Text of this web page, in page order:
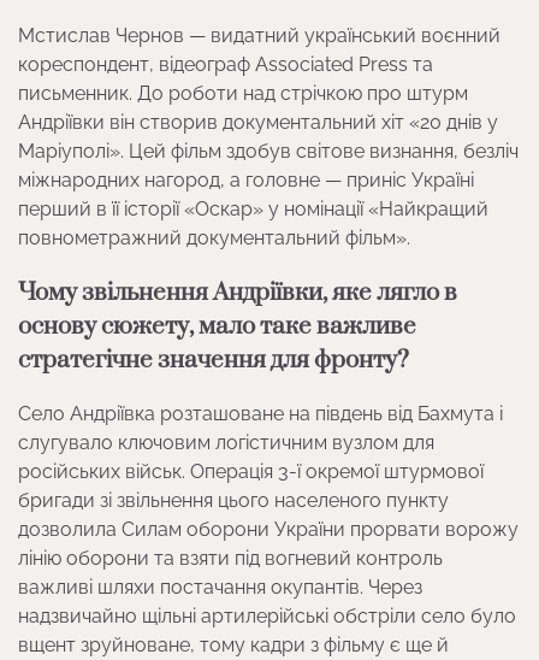
Мстислав Чернов — видатний український воєнний
кореспондент, відеограф Associated Press та
письменник. До роботи над стрічкою про штурм
Андріївки він створив документальний хіт «20 днів у
Маріуполі». Цей фільм здобув світове визнання, безліч
міжнародних нагород, а головне — приніс Україні
перший в її історії «Оскар» у номінації «Найкращий
повнометражний документальний фільм».
Чому звільнення Андріївки, яке лягло в
основу сюжету, мало таке важливе
стратегічне значення для фронту?
Село Андріївка розташоване на південь від Бахмута і
слугувало ключовим логістичним вузлом для
російських військ. Операція 3-ї окремої штурмової
бригади зі звільнення цього населеного пункту
дозволила Силам оборони України прорвати ворожу
лінію оборони та взяти під вогневий контроль
важливі шляхи постачання окупантів. Через
надзвичайно щільні артилерійські обстріли село було
вщент зруйноване, тому кадри з фільму є ще й